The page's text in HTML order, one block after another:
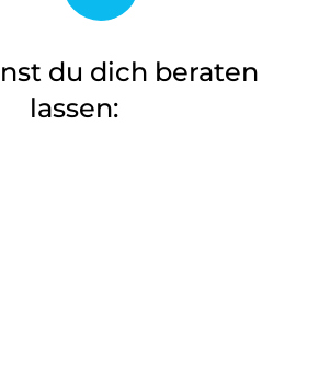
du dich beraten
lassen: